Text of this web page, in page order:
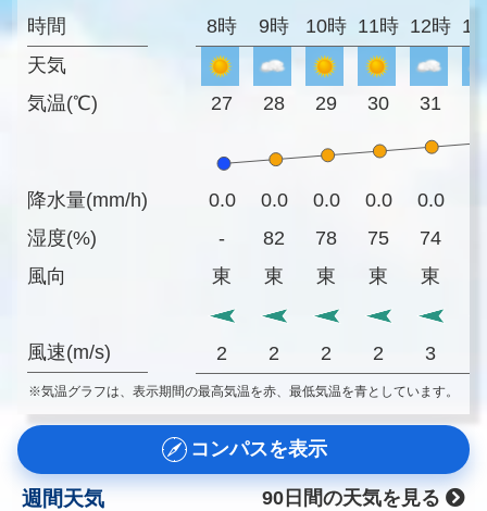
時間
天気
気温(℃)
降水量(mm/h)
湿度(%)
風向
風速(m/s)
8時 9時 10時 11時 12時
27 28 29 30 31
0.0 0.0 0.0 0.0 0.0
-
82 78 75 74
東
東 東 東 東
2 2 2 2 3
※気温グラフは、表示期間の最高気温を赤、最低気温を青としています。
コンパスを表示
週間天気
90日間の天気を見る